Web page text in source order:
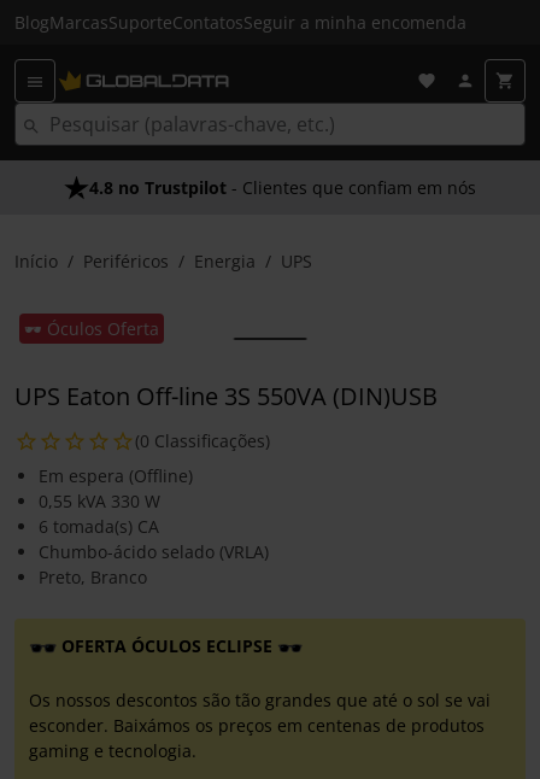
BlogMarcasSuporteContatosSeguir a minha encomenda
4.8 no Trustpilot - Clientes que confiam em nós
Início Periféricos Energia UPS
🕶️ Óculos Oferta
UPS Eaton Off-line 3S 550VA (DIN)USB
(0 Classificações)
Em espera (Offline)
0,55 kVA 330 W
6 tomada(s) CA
Chumbo-ácido selado (VRLA)
Preto, Branco
OFERTA ÓCULOS ECLIPSE
Os nossos descontos são tão grandes que até o sol se vai
esconder. Baixámos os preços em centenas de produtos
gaming e tecnologia.